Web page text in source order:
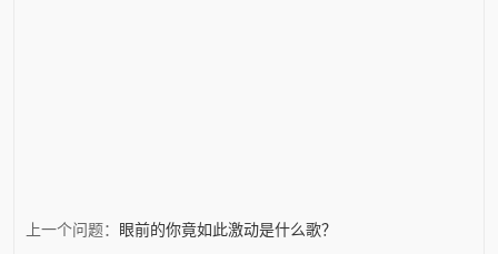
上一个问题： 眼前的你竟如此激动是什么歌？